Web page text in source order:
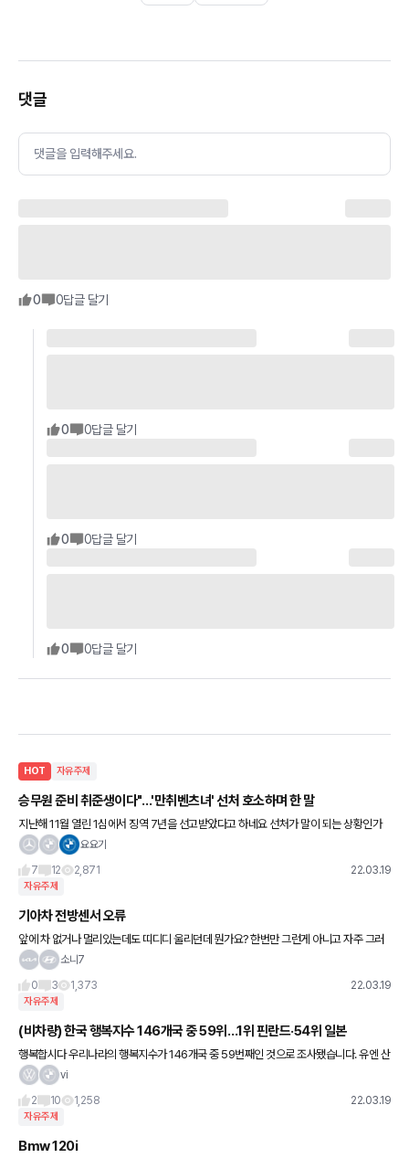
댓글
댓글을 입력해주세요.
0 0답글 달기
0 0답글 달기
0 0답글 달기
0 0답글 달기
HOT 자유주제
승무원 준비 취준생이다"…'만취벤츠녀' 선처 호소하며 한 말
지난해 11월 열린 1심에서 징역 7년을 선고받았다고 하네요 선처가 말이 되는 상황인가
요???
요요기
7
12 2,871 22.03.19
자유주제
기아차 전방센서 오류
앞에 차 없거나 멀리있는데도 띠디디 울리던데 뭔가요? 한번만 그런게 아니고 자주 그러
는데 차종은 k7 프리미어입니다
소니7
0
3 1,373 22.03.19
자유주제
(비차량) 한국 행복지수 146개국 중 59위…1위 핀란드·54위 일본
행복합시다 우리나라의 행복지수가 146개국 중 59번째인 것으로 조사됐습니다. 유엔 산
하 자문기구인 지속가능발전해법네트워크(SDSN)이 18일(현지 시각) 공개한 ‘2022 세
vi
2
10 1,258 22.03.19
자유주제
Bmw 120i